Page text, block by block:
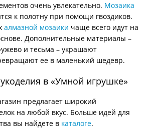
очень увлекательно. Мозаика
к полотну при помощи гвоздиков.
алмазной мозаики чаще всего идут на
Дополнительные материалы –
и тесьма – украшают
ее в маленький шедевр.
в «Умной игрушке»
предлагает широкий
на любой вкус. Больше идей для
вы найдете в каталоге.